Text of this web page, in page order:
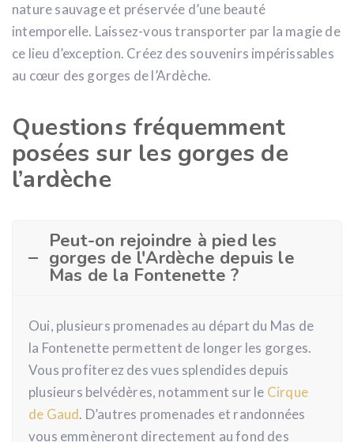
nature sauvage et préservée d’une beauté
intemporelle. Laissez-vous transporter par la magie de
ce lieu d’exception. Créez des souvenirs impérissables
au cœur des gorges de l’Ardèche.
Questions fréquemment
posées sur les gorges de
l’ardèche
Peut-on rejoindre à pied les
gorges de l'Ardèche depuis le
Mas de la Fontenette ?
Oui, plusieurs promenades au départ du Mas de
la Fontenette permettent de longer les gorges.
Vous profiterez des vues splendides depuis
plusieurs belvédères, notamment sur le Cirque
de Gaud. D’autres promenades et randonnées
vous emmèneront directement au fond des